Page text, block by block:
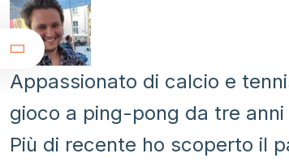
Appassionato di calcio e
gioco a ping-pong da tre
Più di recente ho scoperto il